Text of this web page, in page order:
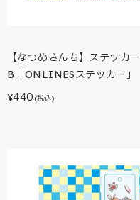
【なつめさんち】ステッカー
B「ONLINESステッカー」
¥440 (税込)